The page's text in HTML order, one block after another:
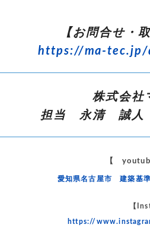
【お問合せ・
https://ma-
株式会社
担当 永清 誠人
【
愛知県名古屋市 建築基
【
https://